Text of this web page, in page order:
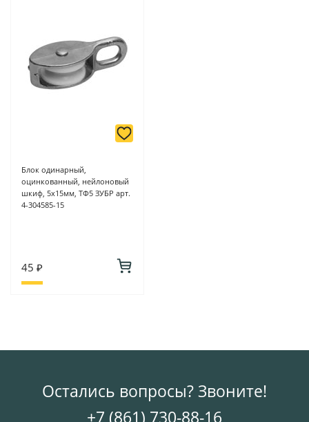
Блок одинарный,
оцинкованный, нейлоновый
шкиф, 5х15мм, ТФ5 ЗУБР арт.
4-304585-15
45 ₽
Остались вопросы? Звоните!
+7 (861) 730-88-16